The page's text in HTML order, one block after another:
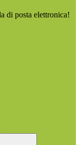
di posta elettronica!